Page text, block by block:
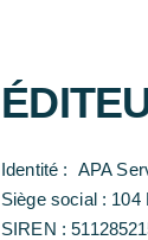
Identité : APA
Siège social : 104
SIREN :